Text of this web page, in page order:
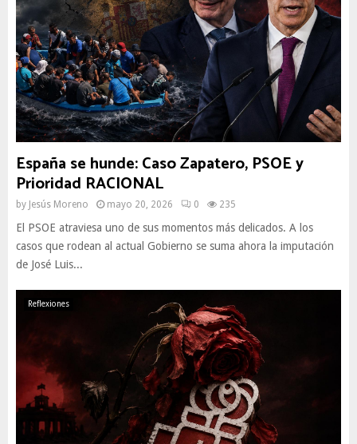
España se hunde: Caso Zapatero, PSOE y
Prioridad RACIONAL
by Jesús Moreno mayo 20, 2026 0 235
El PSOE atraviesa uno de sus momentos más delicados. A los
casos que rodean al actual Gobierno se suma ahora la imputación
de José Luis...
Reflexiones